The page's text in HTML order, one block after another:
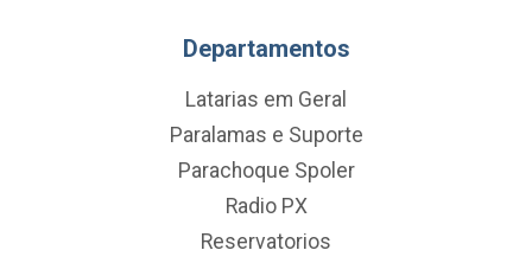
Departamentos
Latarias em Geral
Paralamas e Suporte
Parachoque Spoler
Radio PX
Reservatorios